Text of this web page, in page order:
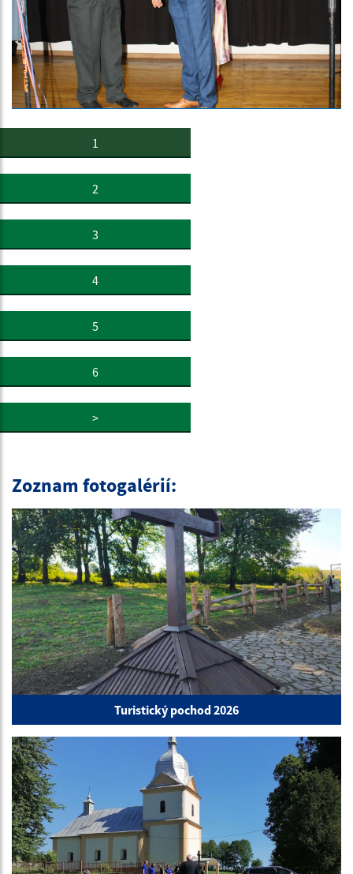
1
2
3
4
5
6
>
Zoznam fotogalérií:
Turistický pochod 2026